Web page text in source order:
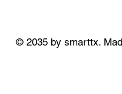
© 2035 by smarttx.